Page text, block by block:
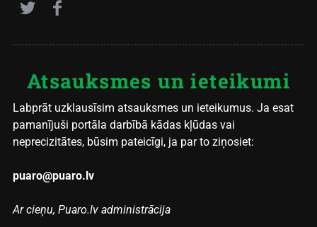
Atsauksmes un ieteikumi
Labprāt uzklausīsim atsauksmes un ieteikumus. Ja esat
pamanījuši portāla darbībā kādas kļūdas vai
neprecizitātes, būsim pateicīgi, ja par to ziņosiet:
puaro@puaro.lv
Ar cieņu, Puaro.lv administrācija